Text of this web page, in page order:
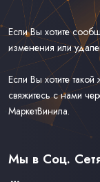
Если Вы хотите
изменения или
Если Вы хотите
свяжитесь с нами
МаркетВинила.
Каталог Винила, CD
Доставка и Оплата
Мы в Соц.